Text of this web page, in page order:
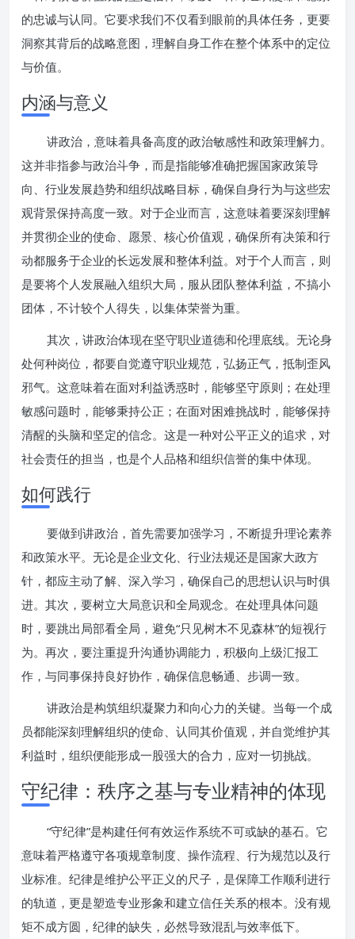
的忠诚与认同。它要求我们不仅看到眼前的具体任务，更要
洞察其背后的战略意图，理解自身工作在整个体系中的定位
与价值。
内涵与意义
讲政治，意味着具备高度的政治敏感性和政策理解力。
这并非指参与政治斗争，而是指能够准确把握国家政策导
向、行业发展趋势和组织战略目标，确保自身行为与这些宏
观背景保持高度一致。对于企业而言，这意味着要深刻理解
并贯彻企业的使命、愿景、核心价值观，确保所有决策和行
动都服务于企业的长远发展和整体利益。对于个人而言，则
是要将个人发展融入组织大局，服从团队整体利益，不搞小
团体，不计较个人得失，以集体荣誉为重。
其次，讲政治体现在坚守职业道德和伦理底线。无论身
处何种岗位，都要自觉遵守职业规范，弘扬正气，抵制歪风
邪气。这意味着在面对利益诱惑时，能够坚守原则；在处理
敏感问题时，能够秉持公正；在面对困难挑战时，能够保持
清醒的头脑和坚定的信念。这是一种对公平正义的追求，对
社会责任的担当，也是个人品格和组织信誉的集中体现。
如何践行
要做到讲政治，首先需要加强学习，不断提升理论素养
和政策水平。无论是企业文化、行业法规还是国家大政方
针，都应主动了解、深入学习，确保自己的思想认识与时俱
进。其次，要树立大局意识和全局观念。在处理具体问题
时，要跳出局部看全局，避免“只见树木不见森林”的短视行
为。再次，要注重提升沟通协调能力，积极向上级汇报工
作，与同事保持良好协作，确保信息畅通、步调一致。
讲政治是构筑组织凝聚力和向心力的关键。当每一个成
员都能深刻理解组织的使命、认同其价值观，并自觉维护其
利益时，组织便能形成一股强大的合力，应对一切挑战。
守纪律：秩序之基与专业精神的体现
“守纪律”是构建任何有效运作系统不可或缺的基石。它
意味着严格遵守各项规章制度、操作流程、行为规范以及行
业标准。纪律是维护公平正义的尺子，是保障工作顺利进行
的轨道，更是塑造专业形象和建立信任关系的根本。没有规
矩不成方圆，纪律的缺失，必然导致混乱与效率低下。